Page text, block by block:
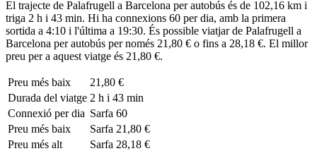
El trajecte de Palafrugell a Barcelona per autobús és de 102,16 km i
triga 2 h i 43 min. Hi ha connexions 60 per dia, amb la primera
sortida a 4:10 i l'última a 19:30. És possible viatjar de Palafrugell a
Barcelona per autobús per només 21,80 € o fins a 28,18 €. El millor
preu per a aquest viatge és 21,80 €.
Preu més baix
21,80 €
Durada del viatge 2 h i 43 min
Connexió per dia Sarfa 60
Preu més baix
Sarfa 21,80 €
Preu més alt
Sarfa 28,18 €